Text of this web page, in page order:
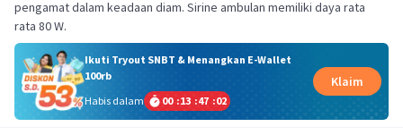
pengamat dalam keadaan diam. Sirine ambulan memiliki daya rata
rata 80 W.
Ikuti Tryout SNBT & Menangkan E-Wallet
100rb
Habis dalam
00 :13 :47 :01
Klaim